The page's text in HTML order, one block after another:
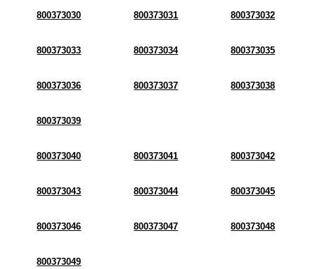
800373030 800373031 800373032
800373033 800373034 800373035
800373036 800373037 800373038
800373039
800373040 800373041 800373042
800373043 800373044 800373045
800373046 800373047 800373048
800373049